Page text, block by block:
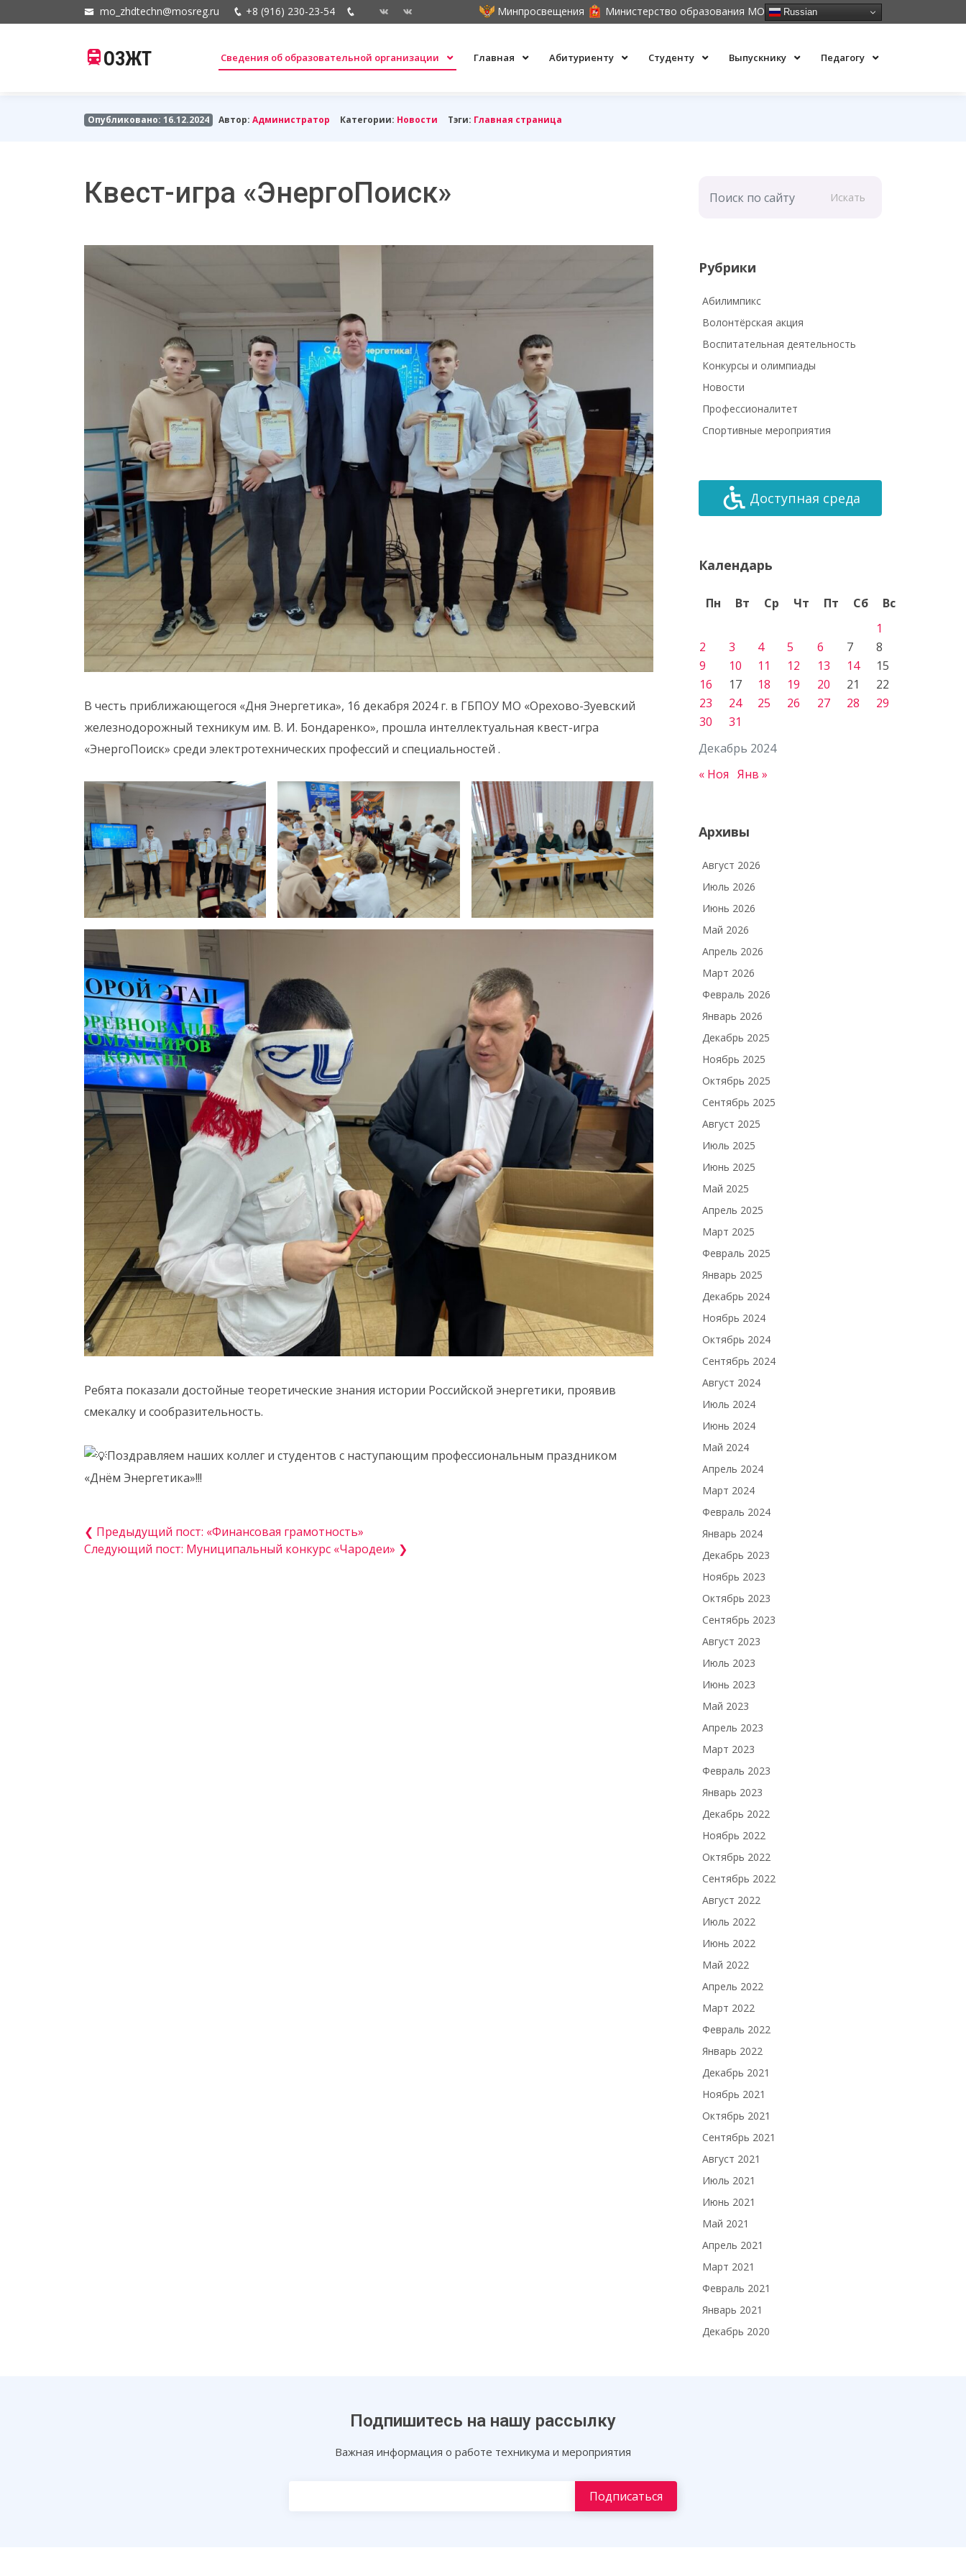
mo_zhdtechn@mosreg.ru +8 (916) 230-23-54 Минпросвещения Министерство образования МО Russian
ОЗЖТ Сведения об образовательной организации Главная Абитуриенту Студенту Выпускнику Педагогу
Опубликовано: 16.12.2024 Автор:Администратор Категории: Новости Тэги: Главная страница
Квест-игра «ЭнергоПоиск»
В честь приближающегося «Дня Энергетика», 16 декабря 2024 г. в ГБПОУ МО «Орехово-Зуевский
железнодорожный техникум им. В. И. Бондаренко», прошла интеллектуальная квест-игра
«ЭнергоПоиск» среди электротехнических профессий и специальностей .
Ребята показали достойные теоретические знания истории Российской энергетики, проявив
смекалку и сообразительность.
Поздравляем наших коллег и студентов с наступающим профессиональным праздником
«Днём Энергетика»!!!
❮ Предыдущий пост: «Финансовая грамотность»
Следующий пост: Муниципальный конкурс «Чародеи» ❯
Искать
Рубрики
Абилимпикс
Волонтёрская акция
Воспитательная деятельность
Конкурсы и олимпиады
Новости
Профессионалитет
Спортивные мероприятия
Доступная среда
Календарь
Декабрь 2024
Пн Вт Ср Чт Пт Сб
Вс
1
2
3 4 5 6 7
8
9
10 11 12 13 14
15
16
17 18 19 20 21
22
23
24 25 26 27 28
29
30
31
« Ноя Янв »
Архивы
Август 2026
Июль 2026
Июнь 2026
Май 2026
Апрель 2026
Март 2026
Февраль 2026
Январь 2026
Декабрь 2025
Ноябрь 2025
Октябрь 2025
Сентябрь 2025
Август 2025
Июль 2025
Июнь 2025
Май 2025
Апрель 2025
Март 2025
Февраль 2025
Январь 2025
Декабрь 2024
Ноябрь 2024
Октябрь 2024
Сентябрь 2024
Август 2024
Июль 2024
Июнь 2024
Май 2024
Апрель 2024
Март 2024
Февраль 2024
Январь 2024
Декабрь 2023
Ноябрь 2023
Октябрь 2023
Сентябрь 2023
Август 2023
Июль 2023
Июнь 2023
Май 2023
Апрель 2023
Март 2023
Февраль 2023
Январь 2023
Декабрь 2022
Ноябрь 2022
Октябрь 2022
Сентябрь 2022
Август 2022
Июль 2022
Июнь 2022
Май 2022
Апрель 2022
Март 2022
Февраль 2022
Январь 2022
Декабрь 2021
Ноябрь 2021
Октябрь 2021
Сентябрь 2021
Август 2021
Июль 2021
Июнь 2021
Май 2021
Апрель 2021
Март 2021
Февраль 2021
Январь 2021
Декабрь 2020
Подпишитесь на нашу рассылку
Важная информация о работе техникума и мероприятия